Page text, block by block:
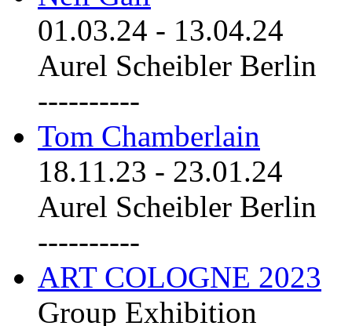
01.03.24 - 13.04.24
Aurel Scheibler Berlin
----------
Tom Chamberlain
18.11.23 - 23.01.24
Aurel Scheibler Berlin
----------
ART COLOGNE 2023
Group Exhibition